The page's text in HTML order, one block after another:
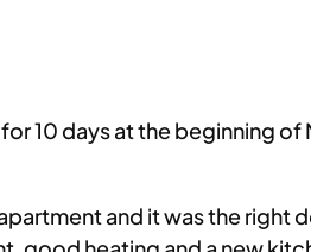
10 days at the beginning of
and it was the right